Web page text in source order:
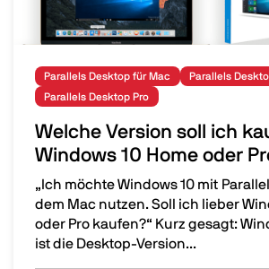
Parallels Desktop für Mac
Parallels
Parallels Desktop Pro
Welche Version soll ich
Windows 10 Home oder
„Ich möchte Windows 10 mit
dem Mac nutzen. Soll ich lieber
oder Pro kaufen?“ Kurz gesagt:
ist die Desktop-Version...